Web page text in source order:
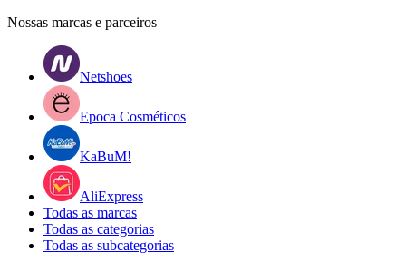
Nossas marcas e parceiros
Netshoes
Epoca Cosméticos
KaBuM!
AliExpress
Todas as marcas
Todas as categorias
Todas as subcategorias